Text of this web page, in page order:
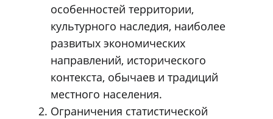
особенностей территории,
культурного наследия, наиболее
развитых экономических
направлений, исторического
контекста, обычаев и традиций
местного населения.
Ограничения статистической